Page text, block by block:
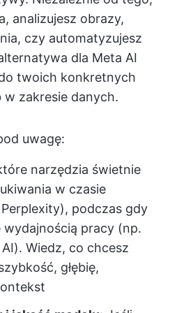
analizujesz obrazy,
czy automatyzujesz
dla Meta AI
twoich konkretnych
zakresie danych.
uwagę:
narzędzia świetnie
w czasie
podczas gdy
wydajnością pracy (np.
Wiedz, co chcesz
głębię,